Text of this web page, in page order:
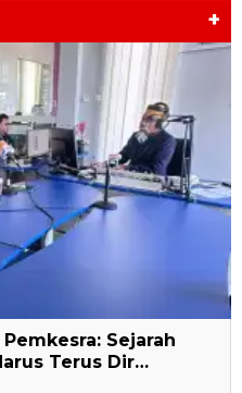
+
Sejarah
Terus Dir…